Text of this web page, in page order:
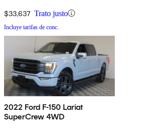
$33,637 Trato justo
Incluye tarifas de conc.
2022 Ford F-150 Lariat
SuperCrew 4WD